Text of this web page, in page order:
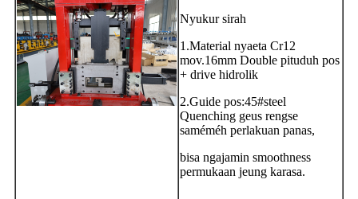
Nyukur sirah
1.Material nyaeta Cr12
mov.16mm Double pituduh pos
+ drive hidrolik
2.Guide pos:45#steel
Quenching geus rengse
saméméh perlakuan panas,
bisa ngajamin smoothness
permukaan jeung karasa.